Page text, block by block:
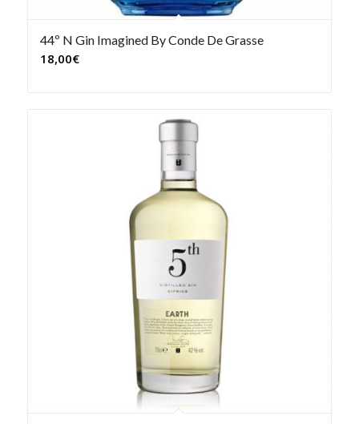
44º N Gin Imagined By Conde De Grasse
18,00€